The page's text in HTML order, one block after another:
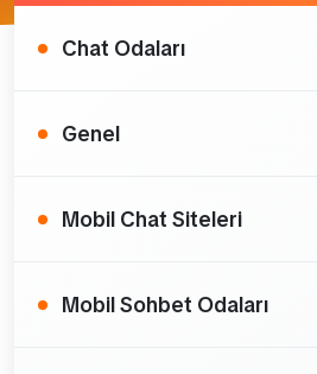
Chat Odaları
Genel
Mobil Chat Siteleri
Mobil Sohbet Odaları